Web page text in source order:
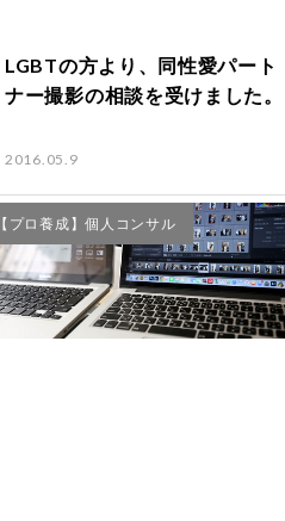
LGBTの方より、同性愛パート
ナー撮影の相談を受けました。
2016.05.9
【プロ養成】個人コンサル